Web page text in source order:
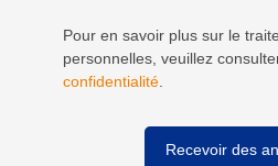
Pour en savoir plus sur le
personnelles, veuillez
confidentialité.
Recevoir des